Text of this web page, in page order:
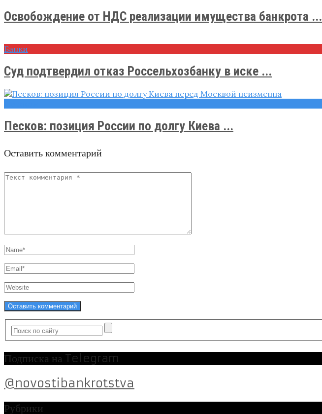
Освобождение от НДС реализации имущества банкрота ...
Банки
Суд подтвердил отказ Россельхозбанку в иске ...
Песков: позиция России по долгу Киева ...
Оставить комментарий
Подписка на Telegram
@novostibankrotstva
Рубрики